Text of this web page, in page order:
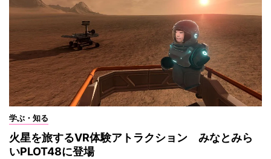
学ぶ・知る
火星を旅するVR体験アトラクション みなとみら
いPLOT48に登場